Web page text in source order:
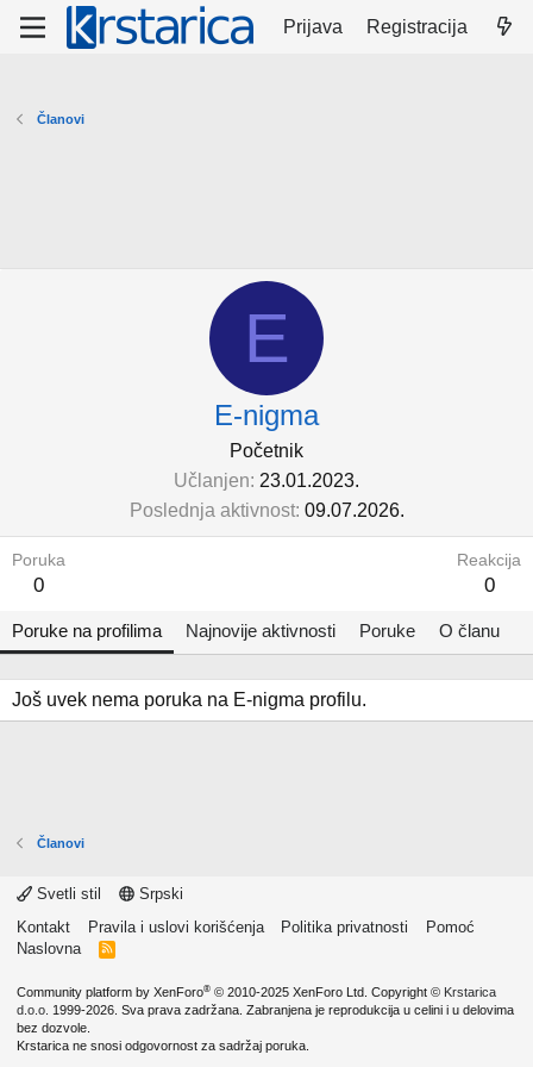
Prijava Registracija
Članovi
E
E-nigma
Početnik
Učlanjen 23.01.2023.
Poslednja aktivnost 09.07.2026.
Poruka
0
Reakcija
0
Poruke na profilima Najnovije aktivnosti Poruke O članu
Još uvek nema poruka na E-nigma profilu.
Članovi
Svetli stil
Srpski
Kontakt
Pravila i uslovi korišćenja Politika privatnosti
Pomoć
Naslovna
R
Community platform by XenForo® © 2010-2025 XenForo Ltd. Copyright © Krstarica
d.o.o. 1999-2026. Sva prava zadržana. Zabranjena je reprodukcija u celini i u delovima
bez dozvole.
Krstarica ne snosi odgovornost za sadržaj poruka.